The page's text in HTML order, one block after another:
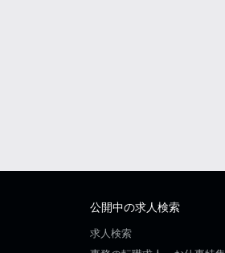
公開中の求人検索
求人検索